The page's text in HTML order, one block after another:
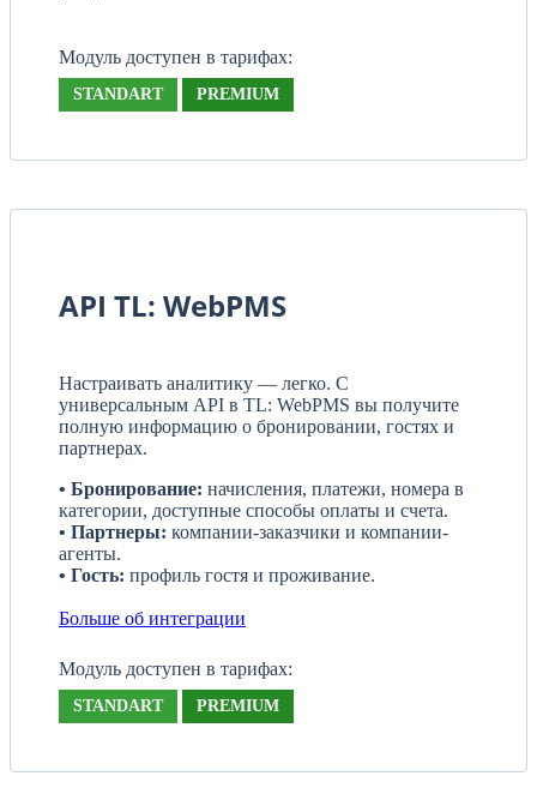
Модуль доступен в тарифах:
STANDART PREMIUM
API TL: WebPMS
Настраивать аналитику — легко. С
универсальным API в TL: WebPMS вы получите
полную информацию о бронировании, гостях и
партнерах.
• Бронирование: начисления, платежи, номера в
категории, доступные способы оплаты и счета.
• Партнеры: компании-заказчики и компании-
агенты.
• Гость: профиль гостя и проживание.
Больше об интеграции
Модуль доступен в тарифах:
STANDART PREMIUM